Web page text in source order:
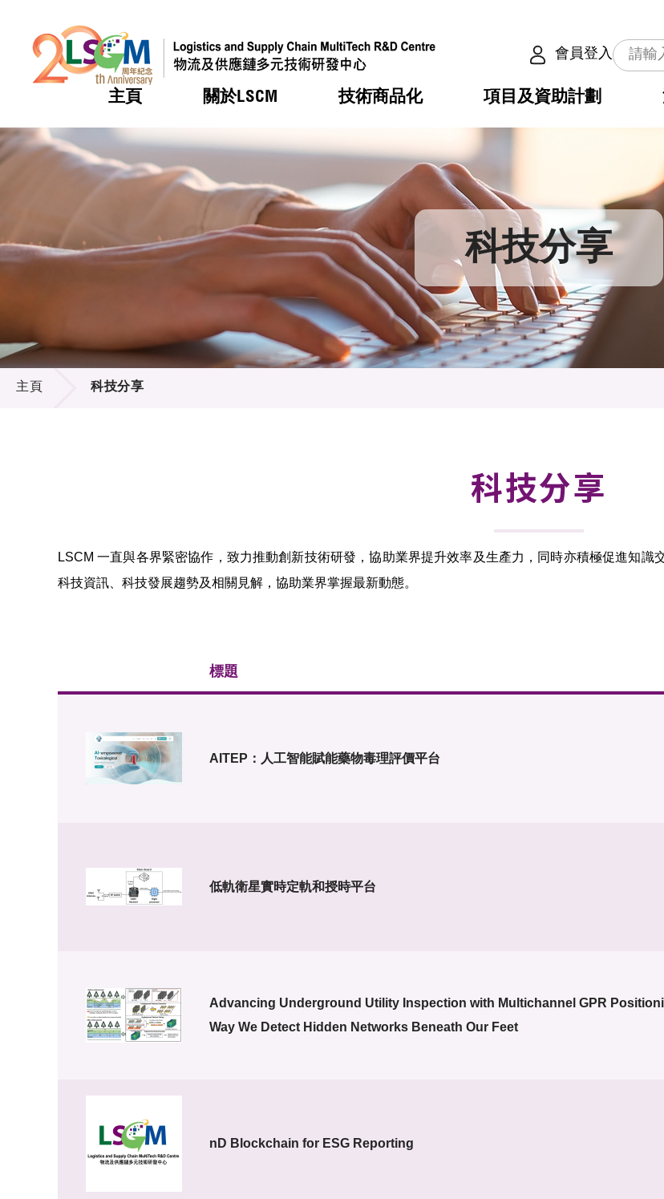
會員登入
主頁 關於LSCM
熱門
願景及使命
組織架構
組織架構
董事局
研究顧問
招標通告
技術商品化
熱門
可獲授權之技術
應用於公共服務之創新技術
重點項目
項目及資助計劃
熱門
資助計劃
資助計劃
稅務優惠
評審
徵求研發項目計劃書
熱門
LSCM 動向
新聞中心
媒體報導
新聞稿
資訊中心
熱門
會員列表
會員登入 科技分享
科技分享
主頁 科技分享
科技分享
LSCM 一直與各界緊密協作，致力推動創新技術研發，協助業界提升效率及生產力，同時亦積極促進知
科技資訊、科技發展趨勢及相關見解，協助業界掌握最新動態。
標題
AITEP：人工智能賦能藥物毒理評價平台
低軌衛星實時定軌和授時平台
Advancing Underground Utility Inspection with Multichannel GPR
Way We Detect Hidden Networks Beneath Our Feet
nD Blockchain for ESG Reporting